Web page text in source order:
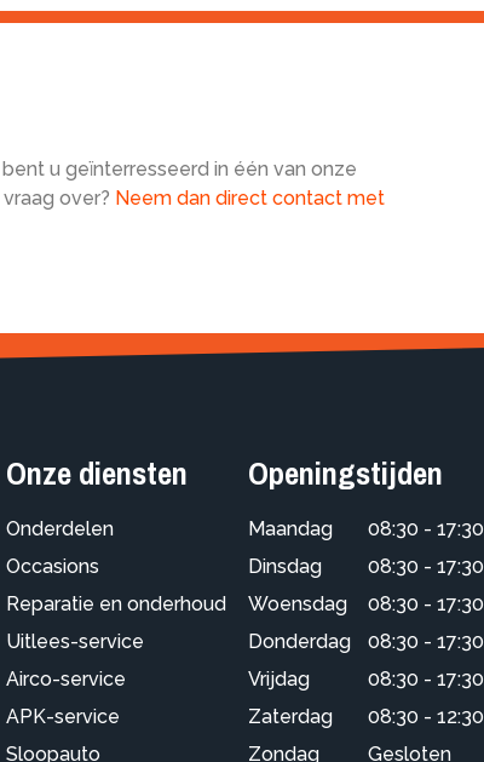
u geïnterresseerd in één van onze
over? Neem dan direct contact met
Onze diensten
Onderdelen
Occasions
Reparatie en onderhoud
Uitlees-service
Airco-service
APK-service
Sloopauto
Openingstijden
Maandag
Dinsdag
Woensdag
Donderdag
Vrijdag
Zaterdag
Zondag
08:30 - 17:30
08:30 - 17:30
08:30 - 17:30
08:30 - 17:30
08:30 - 17:30
08:30 - 12:30
Gesloten